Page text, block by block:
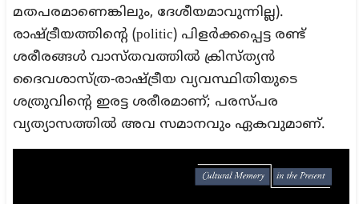
മതപരമാണെങ്കിലും, ദേശീയമാവുന്നില്ല).
രാഷ്ട്രീയത്തിന്റെ (politic) പിളർക്കപ്പെട്ട രണ്ട്
ശരീരങ്ങൾ വാസ്തവത്തിൽ ക്രിസ്ത്യൻ
ദൈവശാസ്ത്ര-രാഷ്ട്രീയ വ്യവസ്ഥിതിയുടെ
ശത്രുവിന്റെ ഇരട്ട ശരീരമാണ്; പരസ്പര
വ്യത്യാസത്തിൽ അവ സമാനവും ഏകവുമാണ്.